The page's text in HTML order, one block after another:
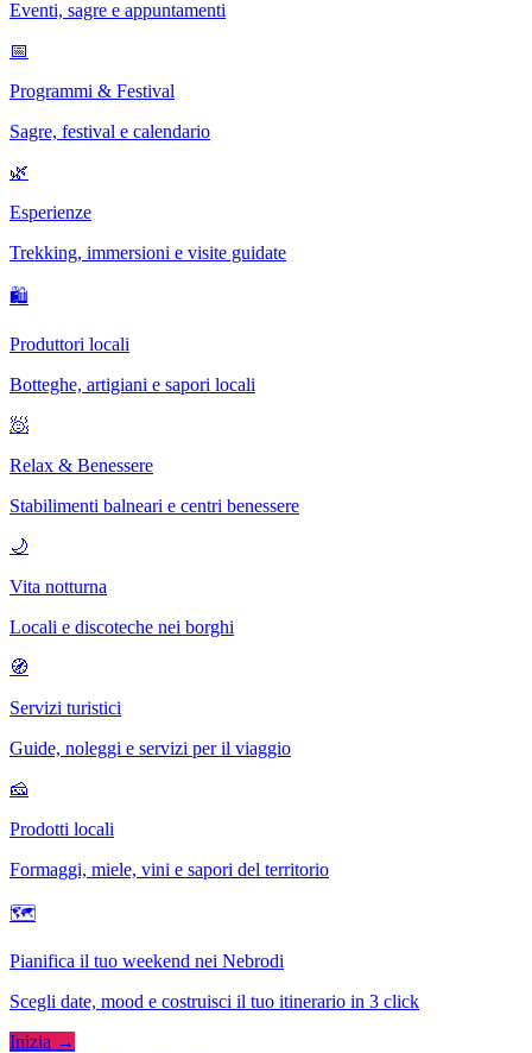
Eventi, sagre e appuntamenti
📅
Programmi & Festival
Sagre, festival e calendario
🌿
Esperienze
Trekking, immersioni e visite guidate
🛍
Produttori locali
Botteghe, artigiani e sapori locali
🧖
Relax & Benessere
Stabilimenti balneari e centri benessere
🌙
Vita notturna
Locali e discoteche nei borghi
🧭
Servizi turistici
Guide, noleggi e servizi per il viaggio
🧀
Prodotti locali
Formaggi, miele, vini e sapori del territorio
🗺
Pianifica il tuo weekend nei Nebrodi
Scegli date, mood e costruisci il tuo itinerario in 3 click
Inizia →